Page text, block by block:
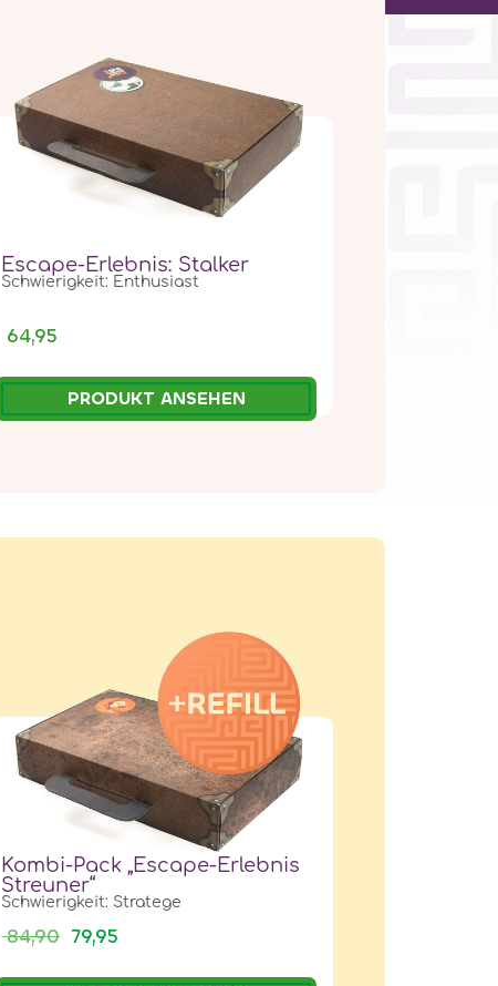
Escape-Erlebnis: Stalker
Schwierigkeit: Enthusiast
64,95
PRODUKT ANSEHEN
Kombi-Pack „Escape-Erlebnis
Streuner“
Schwierigkeit: Stratege
84,90 79,95